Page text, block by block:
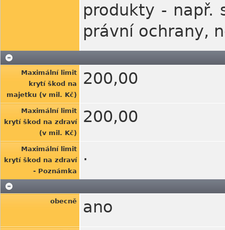
produkty - např.
právní ochrany,
Maximální limit
krytí škod na
majetku (v mil. Kč)
200,00
Maximální limit
krytí škod na zdraví
(v mil. Kč)
200,00
Maximální limit
krytí škod na zdraví
- Poznámka
.
obecně ano